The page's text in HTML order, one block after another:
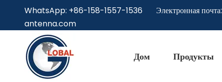
WhatsApp: +86-158-1557-1536 Электронная почта:
antenna.com
Дом Продукты